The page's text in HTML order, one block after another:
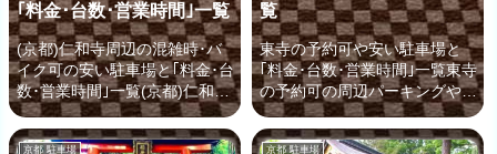
な観光スポットではないことも
あり、車折神社の駐車場情報に
ついてはあまり紹介されていま
せん。そこで今回は、「車折神
社」周辺の駐車場を分...
はどのくらい駐車場があるの
か？」「無料なのか、有料なの
か？」など、気になりますよ
ね。そんな際に役だつ、平等院
周辺の駐車場をご案内していき
ま...
｢料金･台数･営業時間｣一覧
(京都)仁和寺周辺の混雑時･バ
イク可の安い駐車場と｢料金･台
数･営業時間｣一覧(京都)仁和寺
と周辺の無料･安い駐車場 案内
京都にある仁和寺(にんなじ)
覧
東寺の予約可や安い駐車場と
｢料金･台数･営業時間｣一覧東寺
の予約可の周辺パーキングや混
雑時に使える沿線の駐車場！
「国宝 五重塔」でも有名な
京都 駐車場 京都 駐車場